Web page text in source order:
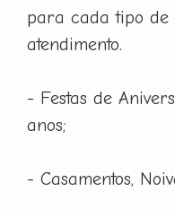
para cada tipo de
atendimento.
- Festas de
anos;
- Casamentos,